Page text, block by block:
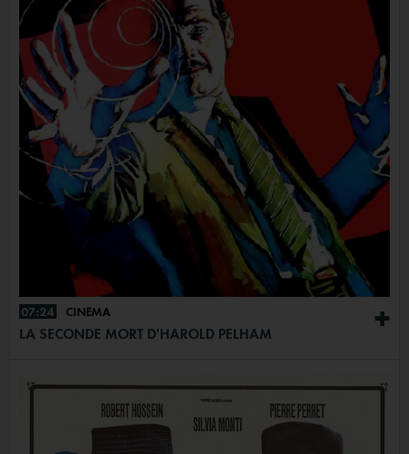
+
07:24 CINÉMA
LA SECONDE MORT D'HAROLD PELHAM